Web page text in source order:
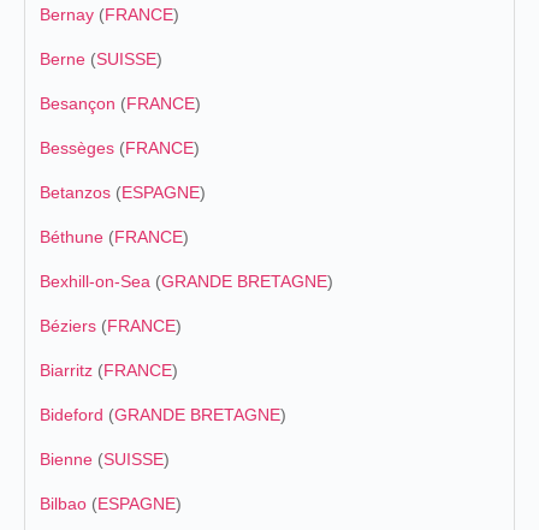
Bernay (FRANCE)
Berne (SUISSE)
Besançon (FRANCE)
Bessèges (FRANCE)
Betanzos (ESPAGNE)
Béthune (FRANCE)
Bexhill-on-Sea (GRANDE BRETAGNE)
Béziers (FRANCE)
Biarritz (FRANCE)
Bideford (GRANDE BRETAGNE)
Bienne (SUISSE)
Bilbao (ESPAGNE)